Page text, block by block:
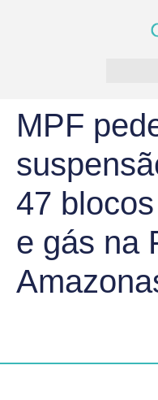
MPF
47
e gás na